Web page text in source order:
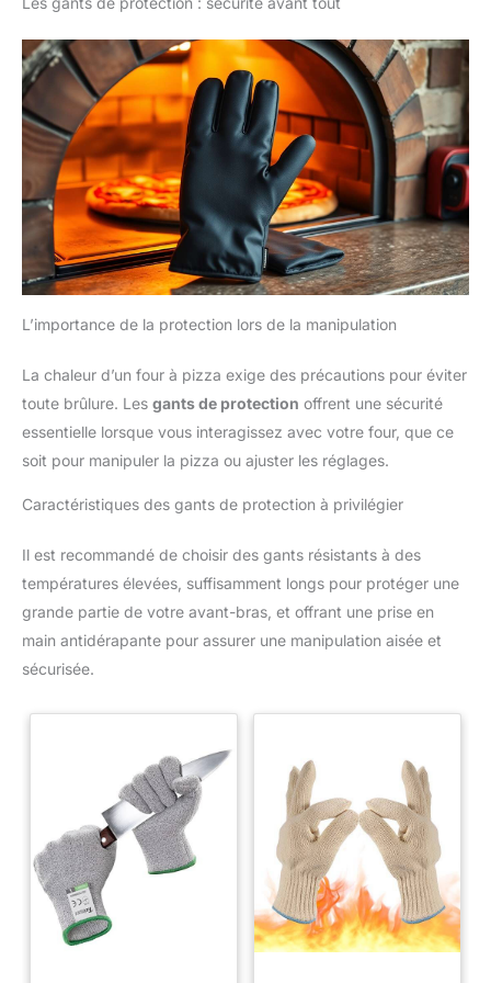
produit de marque ThermoPro
L’importance de la protection lors de la manipulation
La chaleur d’un four à pizza exige des précautions pour éviter
toute brûlure. Les gants de protection offrent une sécurité
essentielle lorsque vous interagissez avec votre four, que ce
soit pour manipuler la pizza ou ajuster les réglages.
Caractéristiques des gants de protection à privilégier
Il est recommandé de choisir des gants résistants à des
températures élevées, suffisamment longs pour protéger une
grande partie de votre avant-bras, et offrant une prise en
main antidérapante pour assurer une manipulation aisée et
sécurisée.